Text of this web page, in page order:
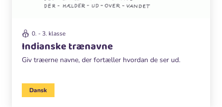
0. - 3. klasse
Indianske trænavne
Giv træerne navne, der fortæller hvordan de ser ud.
Dansk